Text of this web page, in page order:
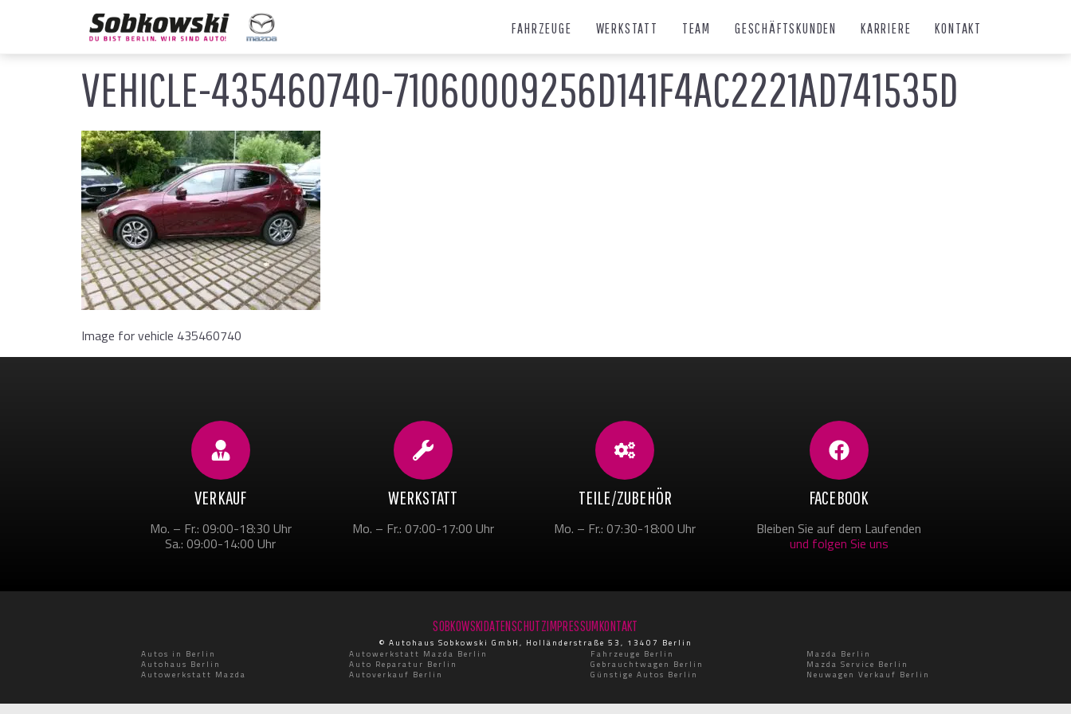
FAHRZEUGE WERKSTATT TEAM GESCHÄFTSKUNDEN KARRIERE KONTAKT
VEHICLE-435460740-71060009256D141F4AC2221AD741535D
Image for vehicle 435460740
VERKAUF
Mo. – Fr.: 09:00-18:30 Uhr
Sa.: 09:00-14:00 Uhr
WERKSTATT
Mo. – Fr.: 07:00-17:00 Uhr
TEILE/ZUBEHÖR
Mo. – Fr.: 07:30-18:00 Uhr
FACEBOOK
Bleiben Sie auf dem Laufenden
und folgen Sie uns
SOBKOWSKIDATENSCHUTZIMPRESSUMKONTAKT
© Autohaus Sobkowski GmbH, Holländerstraße 53, 13407 Berlin
Autos in Berlin
Autohaus Berlin
Autowerkstatt Mazda
Autowerkstatt Mazda Berlin
Auto Reparatur Berlin
Autoverkauf Berlin
Fahrzeuge Berlin
Gebrauchtwagen Berlin
Günstige Autos Berlin
Mazda Berlin
Mazda Service Berlin
Neuwagen Verkauf Berlin